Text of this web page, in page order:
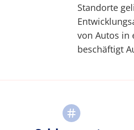
Standorte
von Autos in
beschäftigt